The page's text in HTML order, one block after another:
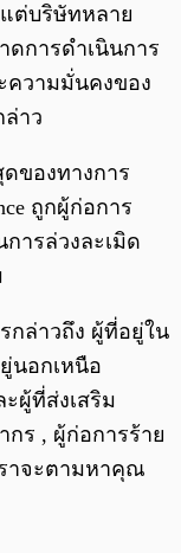
ต่บริษัทหลาย
การดำเนินการ
ความมั่นคงของ
ล่าว
ของทางการ
ถูกผู้ก่อการ
ารล่วงละเมิด
กล่าวถึง ผู้ที่อยู่ใน
นอกเหนือ
ผู้ที่ส่งเสริม
ร , ผู้ก่อการร้าย
าจะตามหาคุณ